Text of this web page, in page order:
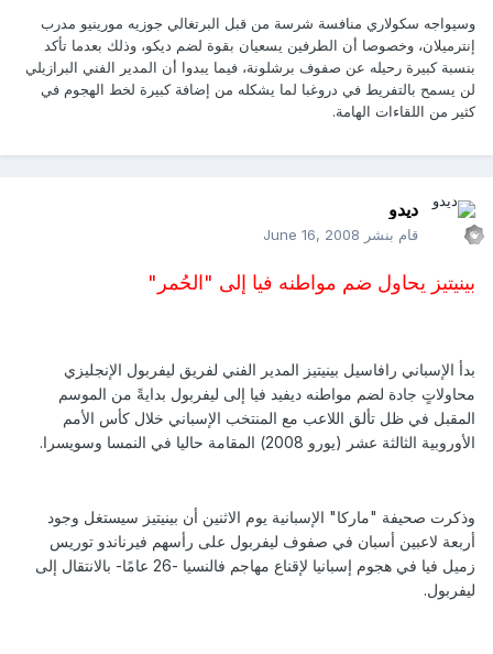
وسيواجه سكولاري منافسة شرسة من قبل البرتغالي جوزيه مورينيو مدرب
إنترميلان، وخصوصا أن الطرفين يسعيان بقوة لضم ديكو، وذلك بعدما تأكد
بنسبة كبيرة رحيله عن صفوف برشلونة، فيما يبدوا أن المدير الفني البرازيلي
لن يسمح بالتفريط في دروغبا لما يشكله من إضافة كبيرة لخط الهجوم في
كثير من اللقاءات الهامة.
ديدو
قام بنشر June 16, 2008
بينيتيز يحاول ضم مواطنه فيا إلى "الحُمر"
بدأ الإسباني رافاسيل بينيتيز المدير الفني لفريق ليفربول الإنجليزي
محاولاتٍ جادة لضم مواطنه ديفيد فيا إلى ليفربول بدايةً من الموسم
المقبل في ظل تألق اللاعب مع المنتخب الإسباني خلال كأس الأمم
الأوروبية الثالثة عشر (يورو 2008) المقامة حاليا في النمسا وسويسرا.
وذكرت صحيفة "ماركا" الإسبانية يوم الاثنين أن بينيتيز سيستغل وجود
أربعة لاعبين أسبان في صفوف ليفربول على رأسهم فيرناندو توريس
زميل فيا في هجوم إسبانيا لإقناع مهاجم فالنسيا -26 عامًا- بالانتقال إلى
ليفربول.